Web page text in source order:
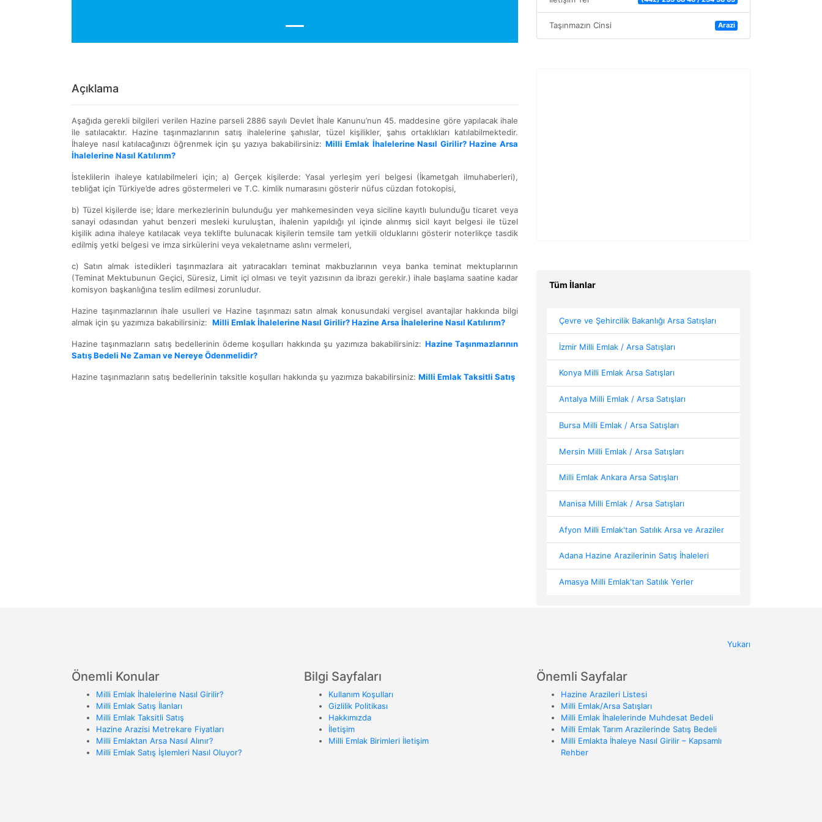
Açıklama
Aşağıda gerekli bilgileri verilen Hazine parseli 2886 sayılı Devlet İhale Kanunu’nun 45. maddesine göre yapılacak ihale
ile satılacaktır. Hazine taşınmazlarının satış ihalelerine şahıslar, tüzel kişilikler, şahıs ortaklıkları katılabilmektedir.
İhaleye nasıl katılacağınızı öğrenmek için şu yazıya bakabilirsiniz: Milli Emlak İhalelerine Nasıl Girilir? Hazine Arsa
İhalelerine Nasıl Katılırım?
İsteklilerin ihaleye katılabilmeleri için; a) Gerçek kişilerde: Yasal yerleşim yeri belgesi (İkametgah ilmuhaberleri),
tebliğat için Türkiye’de adres göstermeleri ve T.C. kimlik numarasını gösterir nüfus cüzdan fotokopisi,
b) Tüzel kişilerde ise; İdare merkezlerinin bulunduğu yer mahkemesinden veya siciline kayıtlı bulunduğu ticaret veya
sanayi odasından yahut benzeri mesleki kuruluştan, ihalenin yapıldığı yıl içinde alınmış sicil kayıt belgesi ile tüzel
kişilik adına ihaleye katılacak veya teklifte bulunacak kişilerin temsile tam yetkili olduklarını gösterir noterlikçe tasdik
edilmiş yetki belgesi ve imza sirkülerini veya vekaletname aslını vermeleri,
c) Satın almak istedikleri taşınmazlara ait yatıracakları teminat makbuzlarının veya banka teminat mektuplarının
(Teminat Mektubunun Geçici, Süresiz, Limit içi olması ve teyit yazısının da ibrazı gerekir.) ihale başlama saatine kadar
komisyon başkanlığına teslim edilmesi zorunludur.
Hazine taşınmazlarının ihale usulleri ve Hazine taşınmazı satın almak konusundaki vergisel avantajlar hakkında bilgi
almak için şu yazımıza bakabilirsiniz: Milli Emlak İhalelerine Nasıl Girilir? Hazine Arsa İhalelerine Nasıl Katılırım?
Hazine taşınmazların satış bedellerinin ödeme koşulları hakkında şu yazımıza bakabilirsiniz: Hazine Taşınmazlarının
Satış Bedeli Ne Zaman ve Nereye Ödenmelidir?
Hazine taşınmazların satış bedellerinin taksitle koşulları hakkında şu yazımıza bakabilirsiniz: Milli Emlak Taksitli Satış
Taşınmazın Cinsi Arazi
Tüm İlanlar
Çevre ve Şehircilik Bakanlığı Arsa Satışları
İzmir Milli Emlak / Arsa Satışları
Konya Milli Emlak Arsa Satışları
Antalya Milli Emlak / Arsa Satışları
Bursa Milli Emlak / Arsa Satışları
Mersin Milli Emlak / Arsa Satışları
Milli Emlak Ankara Arsa Satışları
Manisa Milli Emlak / Arsa Satışları
Afyon Milli Emlak'tan Satılık Arsa ve Araziler
Adana Hazine Arazilerinin Satış İhaleleri
Amasya Milli Emlak'tan Satılık Yerler
Yukarı
Önemli Konular
Milli Emlak İhalelerine Nasıl Girilir?
Milli Emlak Satış İlanları
Milli Emlak Taksitli Satış
Hazine Arazisi Metrekare Fiyatları
Milli Emlaktan Arsa Nasıl Alınır?
Milli Emlak Satış İşlemleri Nasıl Oluyor?
Bilgi Sayfaları
Kullanım Koşulları
Gizlilik Politikası
Hakkımızda
İletişim
Milli Emlak Birimleri İletişim
Önemli Sayfalar
Hazine Arazileri Listesi
Milli Emlak/Arsa Satışları
Milli Emlak İhalelerinde Muhdesat Bedeli
Milli Emlak Tarım Arazilerinde Satış Bedeli
Milli Emlakta İhaleye Nasıl Girilir – Kapsamlı
Rehber